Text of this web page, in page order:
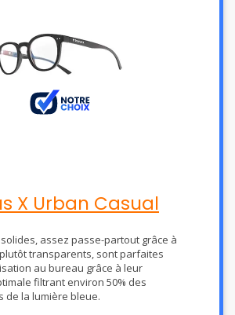
X Urban Casual
assez passe-partout grâce à
transparents, sont parfaites
au bureau grâce à leur
filtrant environ 50% des
de la lumière bleue.